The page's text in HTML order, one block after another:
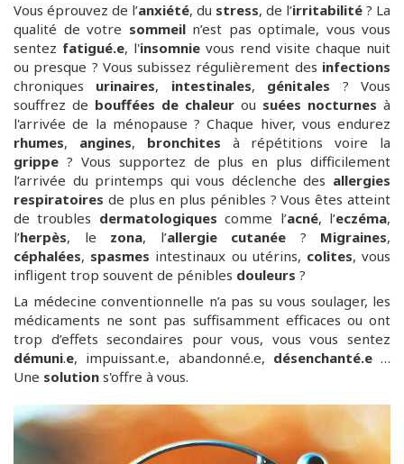
Vous éprouvez de l’anxiété, du stress, de l’irritabilité ? La
qualité de votre sommeiln’est pas optimale, vous vous
sentez fatigué.e, l'insomnie vous rend visite chaque nuit
ou presque ? Vous subissez régulièrement des infections
chroniques urinaires, intestinales, génitales ? Vous
souffrez de bouffées de chaleur ou suées nocturnes à
l'arrivée de la ménopause ? Chaque hiver, vous endurez
rhumes, angines, bronchites à répétitions voire la
grippe ? Vous supportez de plus en plus difficilement
l’arrivée du printemps qui vous déclenche des allergies
respiratoires de plus en plus pénibles ? Vous êtes atteint
de troubles dermatologiques comme l’acné, l’eczéma,
l’herpès, le zona, l’allergie cutanée ? Migraines,
céphalées, spasmes intestinaux ou utérins, colites, vous
infligent trop souvent de pénibles douleurs ?
La médecine conventionnelle n’a pas su vous soulager, les
médicaments ne sont pas suffisamment efficaces ou ont
trop d’effets secondaires pour vous, vous vous sentez
démuni.e, impuissant.e, abandonné.e, désenchanté.e …
Une solution s'offre à vous.